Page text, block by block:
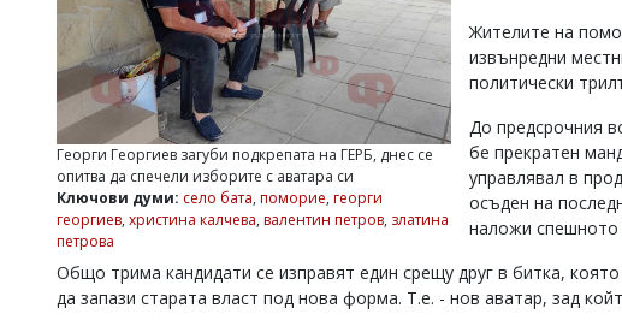
Управители:
Веселин
Василев,
v.vasilev@flagman.bg
Касабова,
k.kassabova@flagman.bg
Главен
редактор:
Колев,
office@flagman.bg
Георги Георгиев загуби подкрепата на ГЕРБ, днес се
опитва да спечели изборите с аватара си
Ключови думи: село бата, поморие, георги
георгиев, христина калчева, валентин петров, златина
петрова
Жителите на
извънредни
политически
До предсрочния
бе прекратен
управлявал в
осъден на
наложи спешното
Общо трима кандидати се изправят един срещу друг в битка,
да запази старата власт под нова форма. Т.е. - нов аватар, зад